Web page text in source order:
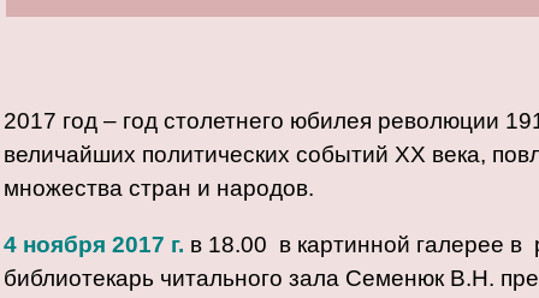
2017 год – год столетнего юбилея революции
величайших политических событий ХХ века,
множества стран и народов.
4 ноября 2017 г. в 18.00 в картинной галерее в
библиотекарь читального зала Семенюк В.Н.